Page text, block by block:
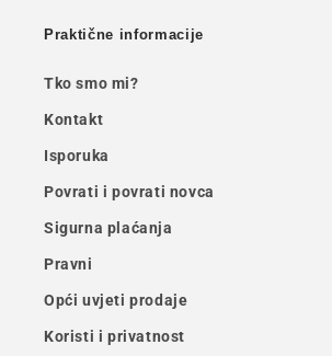
Praktične informacije
Tko smo mi?
Kontakt
Isporuka
Povrati i povrati novca
Sigurna plaćanja
Pravni
Opći uvjeti prodaje
Koristi i privatnost